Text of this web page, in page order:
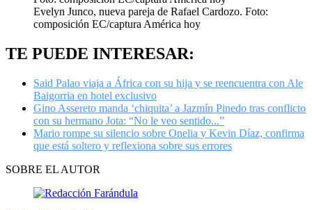
Evelyn Junco, nueva pareja de Rafael Cardozo. Foto:
composición EC/captura América hoy
TE PUEDE INTERESAR:
Said Palao viaja a África con su hija y se reencuentra con Ale
Baigorria en hotel exclusivo
Gino Assereto manda ‘chiquita’ a Jazmín Pinedo tras conflicto
con su hermano Jota: “No le veo sentido...”
Mario rompe su silencio sobre Onelia y Kevin Díaz, confirma
que está soltero y reflexiona sobre sus errores
SOBRE EL AUTOR